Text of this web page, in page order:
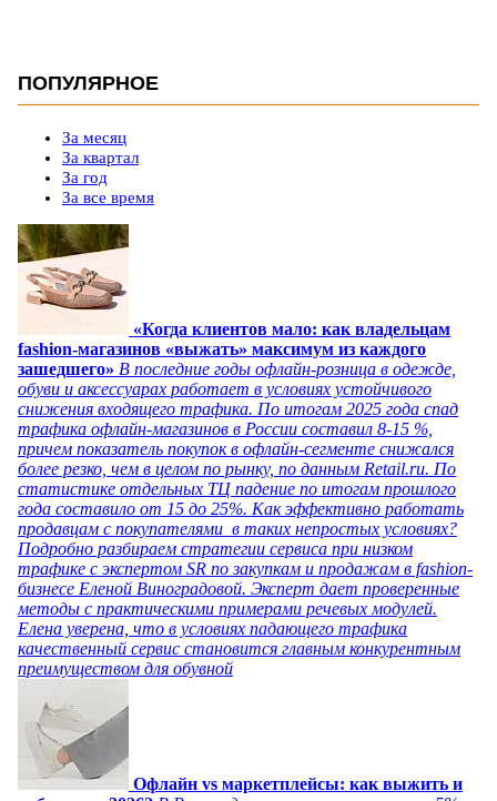
ПОПУЛЯРНОЕ
За месяц
За квартал
За год
За все время
«Когда клиентов мало: как владельцам
fashion-магазинов «выжать» максимум из каждого
зашедшего» В последние годы офлайн-розница в одежде,
обуви и аксессуарах работает в условиях устойчивого
снижения входящего трафика. По итогам 2025 года спад
трафика офлайн-магазинов в России составил 8-15 %,
причем показатель покупок в офлайн-сегменте снижался
более резко, чем в целом по рынку, по данным Retail.ru. По
статистике отдельных ТЦ падение по итогам прошлого
года составило от 15 до 25%. Как эффективно работать
продавцам с покупателями в таких непростых условиях?
Подробно разбираем стратегии сервиса при низком
трафике с экспертом SR по закупкам и продажам в fashion-
бизнесе Еленой Виноградовой. Эксперт дает проверенные
методы с практическими примерами речевых модулей.
Елена уверена, что в условиях падающего трафика
качественный сервис становится главным конкурентным
преимуществом для обувной
Офлайн vs маркетплейсы: как выжить и